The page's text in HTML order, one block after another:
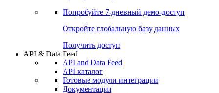
Попробуйте 7-дневный демо-доступ
Откройте глобальную базу данных
Получить доступ
API & Data Feed
API and Data Feed
API каталог
Готовые модули интеграции
Документация